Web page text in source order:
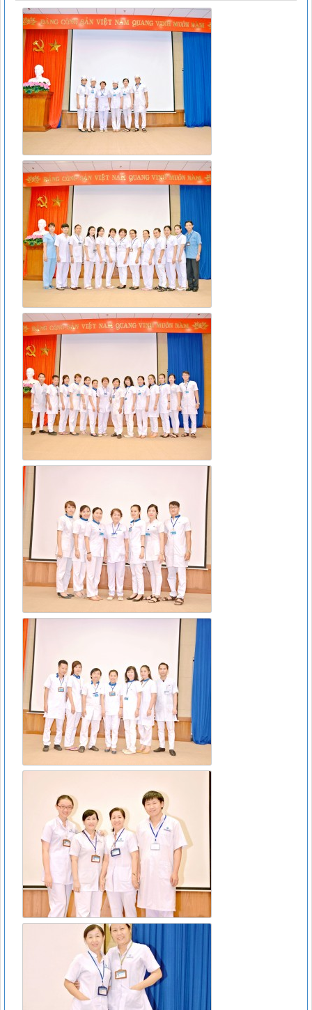
DANH MỤC THUỐC KHÔNG KÊ ĐƠN - Thông tư
07/2017/TT-BYT
Lượt xem:11808 | lượt tải:266
15466/QLD – TT
Cục Quản lý Dược: Cập nhật hướng dẫn sử dụng đối với
thuốc chứa hoạt chất metformin điều trị đái tháo đường tuýp
II
Lượt xem:6371 | lượt tải:111